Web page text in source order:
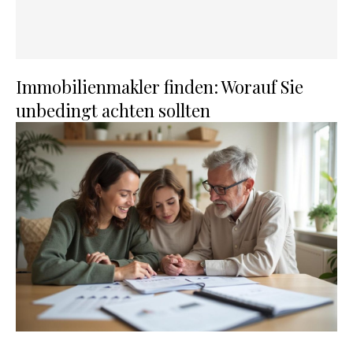
Immobilienmakler finden: Worauf Sie
unbedingt achten sollten